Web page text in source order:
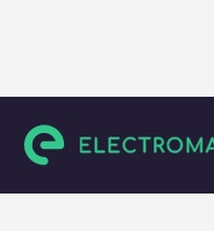
Charging stations